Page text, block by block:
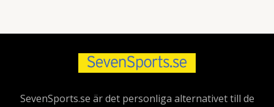
SevenSports.se är det personliga alternativet till de